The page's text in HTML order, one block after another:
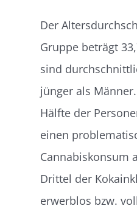
Der
Gruppe beträgt
sind
jünger als
Hälfte der
einen
Cannabiskonsum
Drittel der
erwerblos bzw.